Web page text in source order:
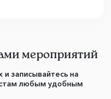
мероприятий
записывайтесь на
любым удобным